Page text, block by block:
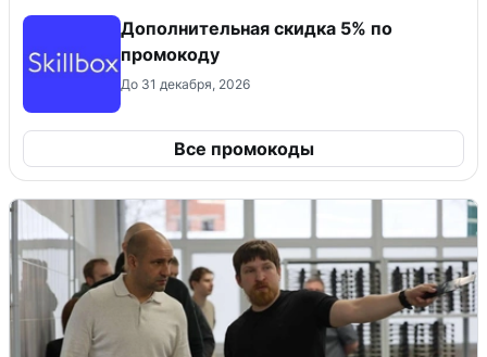
Дополнительная скидка 5% по
промокоду
До 31 декабря, 2026
Все промокоды